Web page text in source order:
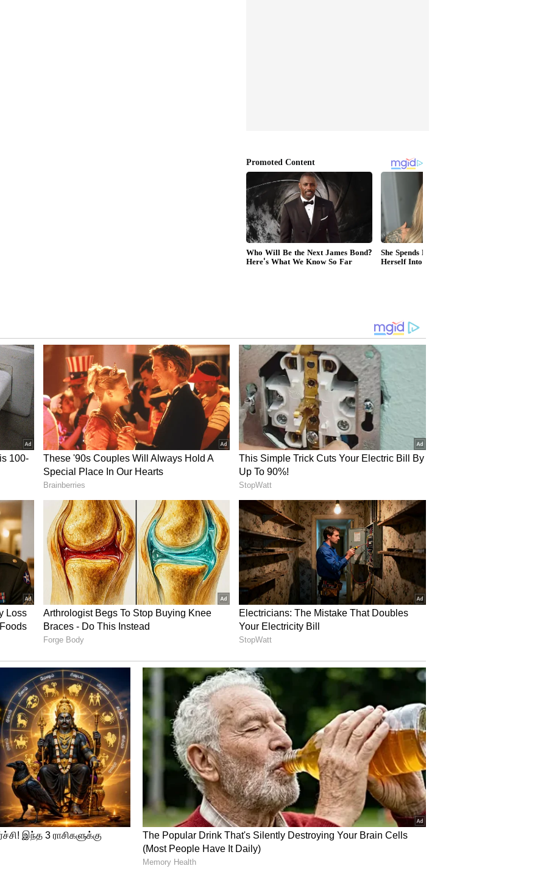
பலன்கள்
வீடான லாப ஸ்தானத்தில் பதிவதால்
மற்றும் கனவுகளும் நிறைவேறத்
வளர்ச்சி கிடைக்கும். தொழிலுக்கு அரசின்
வாய்ப்பு உள்ளது.
கடன் கிடைக்கலாம். புதிய தொழில்
வகுப்பீர்கள். சிலருக்கு புதிய தொழில்
வருமானம் அபரிமிதமாக உயரும்.
செலவுகள் ஏற்படலாம். கடன் பிரச்சினைகள்
இடத்தில் ஏற்பட்ட கௌரவக் குறைவு
in Tamil: மேஷம்: குருப்பெயர்ச்சி